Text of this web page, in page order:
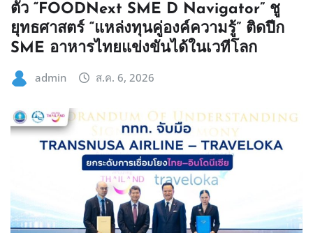
ตัว “FOODNext SME D Navigator” ชู
ยุทธศาสตร์ “แหล่งทุนคู่องค์ความรู้” ติดปีก
SME อาหารไทยแข่งขันได้ในเวทีโลก
admin ส.ค. 6, 2026